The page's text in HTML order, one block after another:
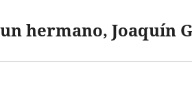
hermano, Joaquín